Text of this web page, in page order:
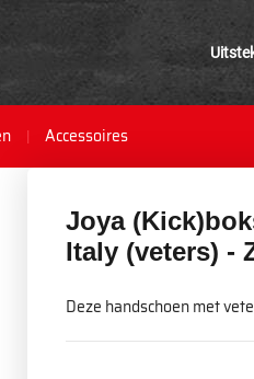
Accessoires
Joya
Italy (veters) -
Deze handschoen met